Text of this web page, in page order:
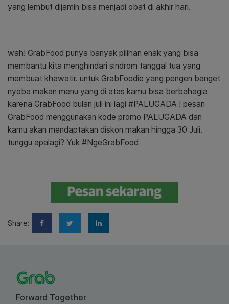
yang lembut dijamin bisa menjadi obat di akhir hari.
wah! GrabFood punya banyak pilihan enak yang bisa
membantu kita menghindari sindrom tanggal tua yang
membuat khawatir. untuk GrabFoodie yang pengen banget
nyoba makan menu yang di atas kamu bisa berbahagia
karena GrabFood bulan juli ini lagi #PALUGADA ! pesan
GrabFood menggunakan kode promo PALUGADA dan
kamu akan mendaptakan diskon makan hingga 30 Juli.
tunggu apalagi? Yuk #NgeGrabFood
Share:
Forward Together